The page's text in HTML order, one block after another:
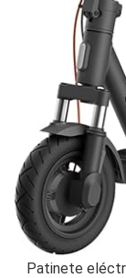
Patinete